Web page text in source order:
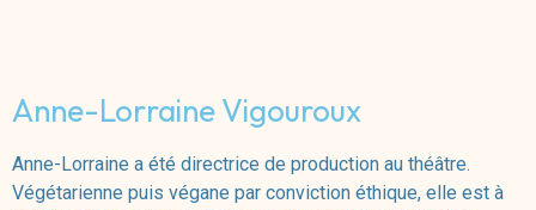
Anne-Lorraine Vigouroux
Anne-Lorraine a été directrice de production au théâtre.
Végétarienne puis végane par conviction éthique, elle est à